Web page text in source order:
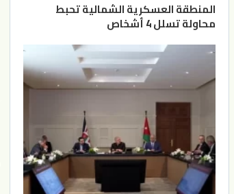
المنطقة العسكرية الشمالية تحبط
محاولة تسلل 4 أشخاص